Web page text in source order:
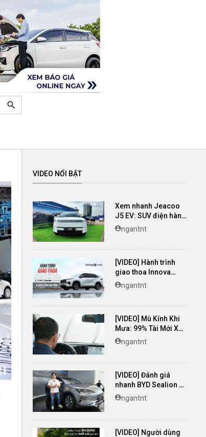
search
VIDEO NỔI BẬT
Xem nhanh Jeacoo
J5 EV: SUV điện hàng
B có giá chỉ 699 triệu
ngantnt
[VIDEO] Hành trình
giao thoa Innova
Cross Hybrid & Bản
lĩnh an tâm
ngantnt
[VIDEO] Mù Kính Khi
Mưa: 99% Tài Mới Xử
Lý SAI!
ngantnt
[VIDEO] Đánh giá
nhanh BYD Sealion 6
2025 - Giá từ 799
triệu đồng
ngantnt
[VIDEO] Người dùng